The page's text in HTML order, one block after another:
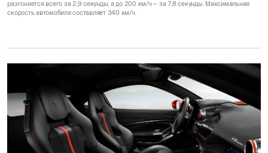
разгоняется всего за 2,9 секунды, а до 200 км/ч – за 7,8 секунды. Максимальная
скорость автомобиля составляет 340 км/ч.